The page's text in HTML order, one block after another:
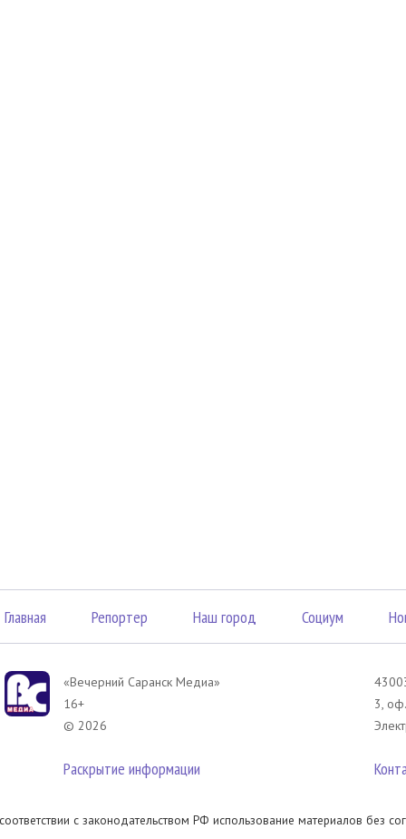
Главная Репортер Наш город Социум
«Вечерний Саранск Mедиа»
16+
© 2026
Раскрытие информации
3,
с законодательством РФ использование материалов без